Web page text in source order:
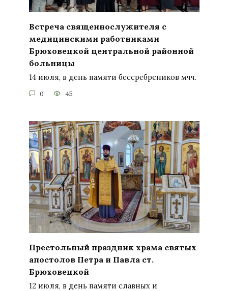
Встреча священнослужителя с
медицинскими работниками
Брюховецкой центральной районной
больницы
14 июля, в день памяти бессребреников мчч.
0 45
Престольный праздник храма святых
апостолов Петра и Павла ст.
Брюховецкой
12 июля, в день памяти славных и